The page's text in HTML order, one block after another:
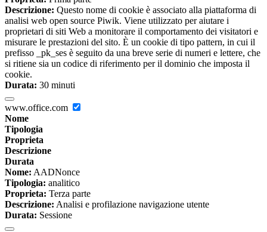
Descrizione: Questo nome di cookie è associato alla piattaforma di
analisi web open source Piwik. Viene utilizzato per aiutare i
proprietari di siti Web a monitorare il comportamento dei visitatori e
misurare le prestazioni del sito. È un cookie di tipo pattern, in cui il
prefisso _pk_ses è seguito da una breve serie di numeri e lettere, che
si ritiene sia un codice di riferimento per il dominio che imposta il
cookie.
Durata: 30 minuti
www.office.com
Nome
Tipologia
Proprieta
Descrizione
Durata
Nome: AADNonce
Tipologia: analitico
Proprieta: Terza parte
Descrizione: Analisi e profilazione navigazione utente
Durata: Sessione